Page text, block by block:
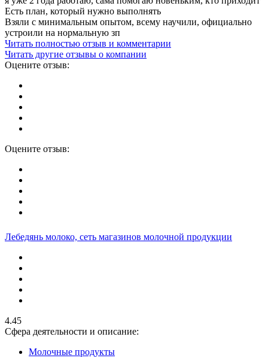
Есть план, который нужно выполнять
Взяли с минимальным опытом, всему научили, официально
устроили на нормальную зп
Читать полностью отзыв и комментарии
Читать другие отзывы о компании
Оцените отзыв:
Оцените отзыв:
Лебедянь молоко, сеть магазинов молочной продукции
4.45
Сфера деятельности и описание:
Молочные продукты